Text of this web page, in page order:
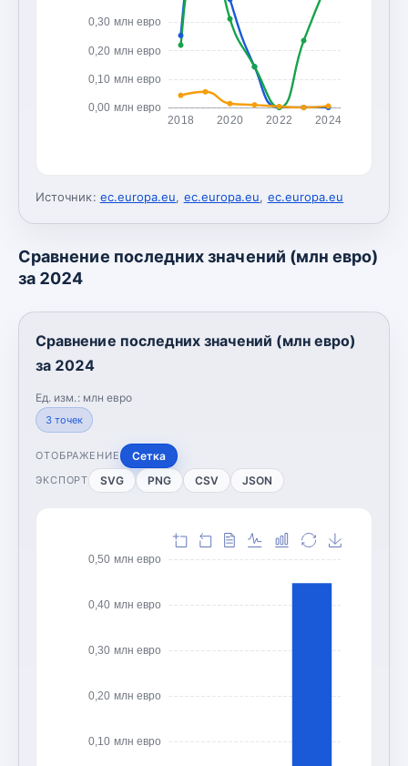
0,00 млн евро
0,10 млн евро
0,20 млн евро
0,30 млн евро
2018 2020 2022 2024
Источник: ec.europa.eu, ec.europa.eu, ec.europa.eu
Сравнение последних значений (млн евро)
за 2024
Сравнение последних значений (млн евро)
за 2024
Ед. изм.: млн евро
3 точек
ОТОБРАЖЕНИЕ Сетка
ЭКСПОРТ SVG PNG CSV JSON
0,10 млн евро
0,20 млн евро
0,30 млн евро
0,40 млн евро
0,50 млн евро